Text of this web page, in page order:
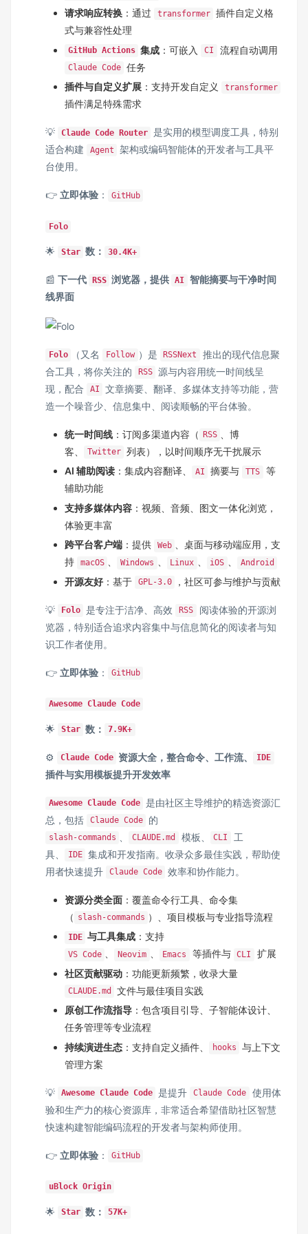
请求响应转换 ：通过 transformer 插件自定义格
式与兼容性处理
GitHub Actions 集成 ：可嵌入 CI 流程自动调用
Claude Code 任务
插件与自定义扩展 ：支持开发自定义 transformer
插件满足特殊需求
💡 Claude Code Router 是实用的模型调度工具，特别
适合构建
Agent
架构或编码智能体的开发者与工具平
台使用。
👉 立即体验 ： GitHub
Folo
🌟 Star 数： 30.4K+
📰 下一代 RSS 浏览器，提供 AI 智能摘要与干净时间
线界面
Folo （又名 Follow ）是 RSSNext
推出的现代信息聚
合工具，将你关注的
RSS 源与内容用统一时间线呈
现，配合
AI
文章摘要、翻译、多媒体支持等功能，营
造一个噪音少、信息集中、阅读顺畅的平台体验。
统一时间线 ：订阅多渠道内容（ RSS
、博
客、
Twitter 列表），以时间顺序无干扰展示
AI 辅助阅读 ：集成内容翻译、 AI 摘要与 TTS
等
辅助功能
支持多媒体内容 ：视频、音频、图文一体化浏览，
体验更丰富
跨平台客户端 ：提供 Web
、桌面与移动端应用，支
持
macOS Windows Linux iOS Android
开源友好 ：基于 GPL‑3.0 ，社区可参与维护与贡献
💡 Folo 是专注于洁净、高效 RSS
阅读体验的开源浏
览器，特别适合追求内容集中与信息简化的阅读者与知
识工作者使用。
👉 立即体验 ： GitHub
Awesome Claude Code
🌟 Star 数： 7.9K+
⚙️ Claude Code 资源大全，整合命令、工作流、 IDE
插件与实用模板提升开发效率
Awesome Claude Code 是由社区主导维护的精选资源汇
总，包括
Claude Code 的
slash‑commands CLAUDE.md 模板、 CLI
工
具、
IDE 集成和开发指南。收录众多最佳实践，帮助使
用者快速提升
Claude Code 效率和协作能力。
资源分类全面 ：覆盖命令行工具、命令集
（ slash‑commands ）、项目模板与专业指导流程
IDE 与工具集成 ：支持
VS Code Neovim Emacs 等插件与 CLI
扩展
社区贡献驱动 ：功能更新频繁，收录大量
CLAUDE.md
文件与最佳项目实践
原创工作流指导 ：包含项目引导、子智能体设计、
任务管理等专业流程
持续演进生态 ：支持自定义插件、 hooks
与上下文
管理方案
💡 Awesome Claude Code 是提升 Claude Code
使用体
验和生产力的核心资源库，非常适合希望借助社区智慧
快速构建智能编码流程的开发者与架构师使用。
👉 立即体验 ： GitHub
uBlock Origin
🌟 Star 数： 57K+